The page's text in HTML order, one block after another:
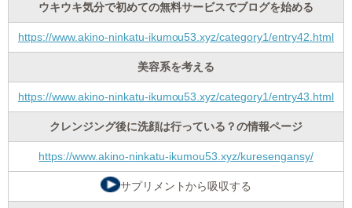
ウキウキ気分で初めての無料サービスでブログを始める
https://www.akino-ninkatu-ikumou53.xyz/category1/entry42.html
美容系を考える
https://www.akino-ninkatu-ikumou53.xyz/category1/entry43.html
クレンジング後に洗顔は行っている？の情報ページ
https://www.akino-ninkatu-ikumou53.xyz/kuresengansy/
サプリメントから吸収する